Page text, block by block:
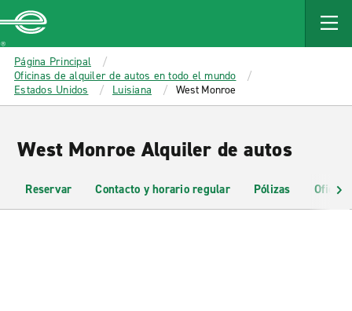
MAIN
CONTENT
Enterprise
Página Principal
Oficinas de alquiler de autos en todo el mundo
Estados Unidos
Luisiana West Monroe
West Monroe Alquiler de autos
Reservar Contacto y horario regular Pólizas